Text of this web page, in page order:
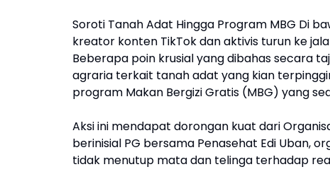
Soroti Tanah Adat Hingga Program MBG Di
kreator konten TikTok dan aktivis turun ke
Beberapa poin krusial yang dibahas secara
agraria terkait tanah adat yang kian
program Makan Bergizi Gratis (MBG) yang
Aksi ini mendapat dorongan kuat dari
berinisial PG bersama Penasehat Edi Uban,
tidak menutup mata dan telinga terhadap